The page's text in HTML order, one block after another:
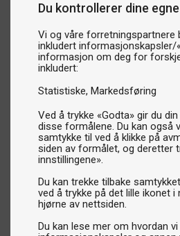
Du kontrollerer dine
Vi og våre forretningspartnere
inkludert informasjonskapsler/
informasjon om deg for
inkludert:
Statistiske Markedsføring
Ved å trykke «Godta» gir du
disse formålene. Du kan også
samtykke til ved å klikke på
siden av formålet, og deretter
innstillingene».
Du kan trekke tilbake
ved å trykke på det lille ikonet i
hjørne av nettsiden.
Du kan lese mer om hvordan
breakslag og imponerende
Snookerkøer: Tynnere og lengre
snookerspillets krav til presisjon
Carambolekøer: Optimalisert for
Overdeler:Oppgrader eller bytt ut
forbedre køens ytelse.
Kvalitet og design fra ledende
Vi tilbyr biljardkøer fra noen av
merker som Predator, Cuetec og
andre. Våre todelte køer, som
høyeste kvalitet, gir deg en
Uansett hvilken kø du velger, kan
produkt som leverer presisjon,